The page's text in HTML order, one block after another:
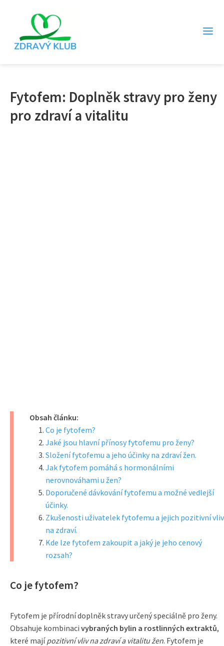
Fytofem: Doplněk stravy pro ženy
pro zdraví a vitalitu
Obsah článku:
Co je fytofem?
Jaké jsou hlavní přínosy fytofemu pro ženy?
Složení fytofemu a jeho účinky na zdraví žen.
Jak fytofem pomáhá s hormonálními
nerovnováhami u žen?
Doporučené dávkování fytofemu a možné vedlejší
účinky.
Zkušenosti uživatelek fytofemu a jejich pozitivní vliv
na zdraví.
Kde lze fytofem zakoupit a jaký je jeho cenový
rozsah?
Co je fytofem?
Fytofem je přírodní doplněk stravy určený speciálně pro ženy.
Obsahuje kombinaci vybraných bylin a rostlinných extraktů,
které majípozitivní vliv na zdraví a vitalitu žen. Fytofem je